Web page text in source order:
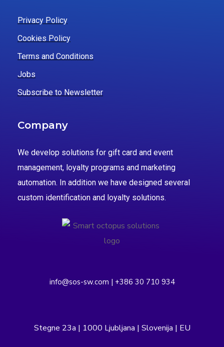
Privacy Policy
Cookies Policy
Terms and Conditions
Jobs
Subscribe to Newsletter
Company
We develop solutions for gift card and event
management, loyalty programs and marketing
automation. In addition we have designed several
custom identification and loyalty solutions.
info@sos-sw.com | +386 30 710 934
Stegne 23a | 1000 Ljubljana | Slovenija | EU